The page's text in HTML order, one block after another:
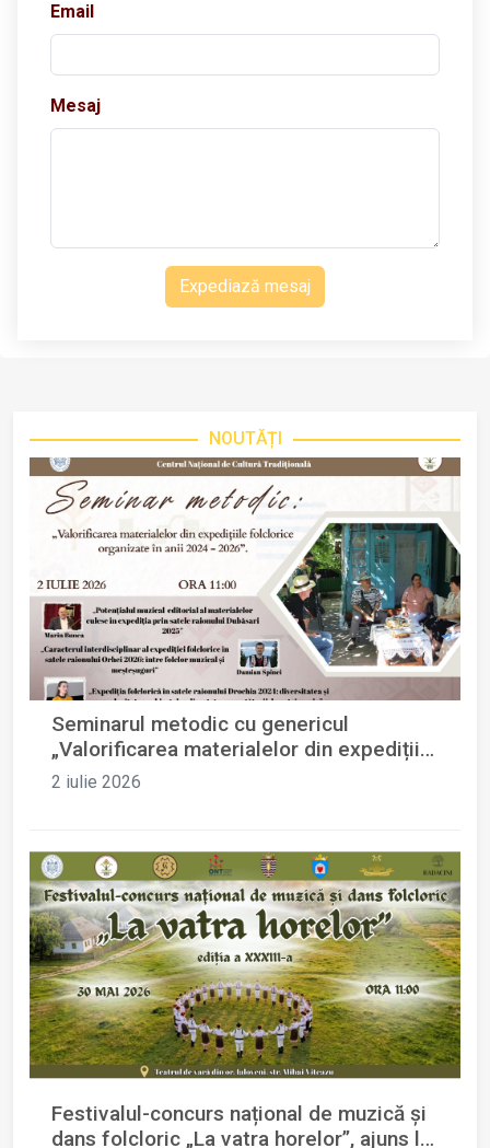
Email
Mesaj
Expediază mesaj
NOUTĂȚI
Seminarul metodic cu genericul
„Valorificarea materialelor din expedițiile
folclorice organizate în anii 2024 - 2026”
2 iulie 2026
Festivalul-concurs național de muzică și
dans folcloric „La vatra horelor”, ajuns la